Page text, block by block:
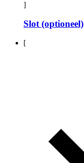
]
Slot (optioneel)
[